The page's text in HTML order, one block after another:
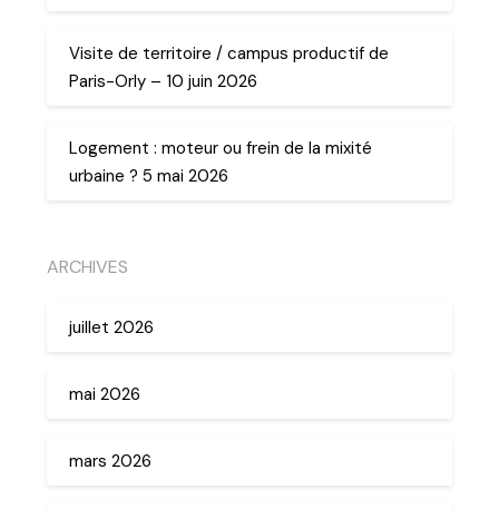
Visite de territoire / campus productif de
Paris-Orly – 10 juin 2026
Logement : moteur ou frein de la mixité
urbaine ? 5 mai 2026
ARCHIVES
juillet 2026
mai 2026
mars 2026